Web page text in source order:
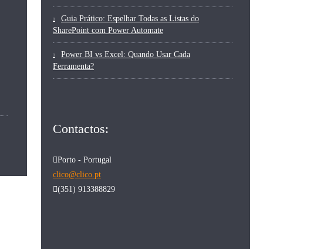
Guia Prático: Espelhar Todas as Listas do
SharePoint com Power Automate
Power BI vs Excel: Quando Usar Cada
Ferramenta?
Contactos:
Porto - Portugal
clico@clico.pt
(351) 913388829